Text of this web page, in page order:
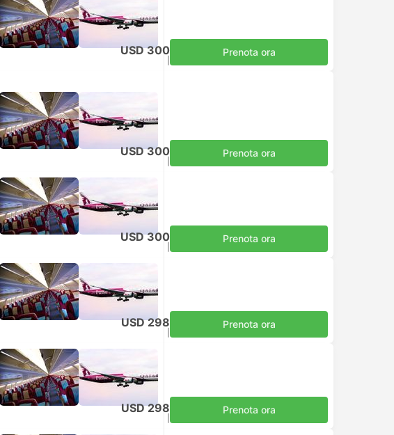
USD 300 Prenota ora
USD 300 Prenota ora
USD 300 Prenota ora
USD 298 Prenota ora
USD 298 Prenota ora